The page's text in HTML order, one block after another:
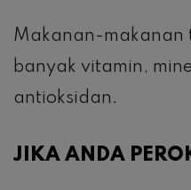
Makanan-makanan
banyak vitamin,
antioksidan.
JIKA ANDA